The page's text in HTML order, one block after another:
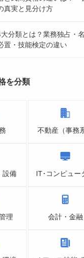
真実と見分け方
分類とは？業務独占・
置・技能検定の違い
を分類
不動産（事務
設備 IT･コンピュー
理 会計・金融